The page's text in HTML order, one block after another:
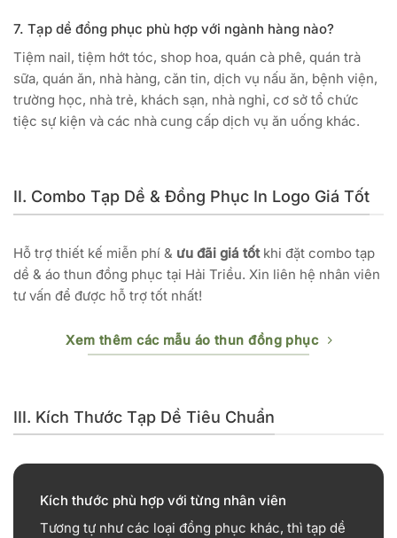
7. Tạp dề đồng phục phù hợp với ngành hàng nào?
Tiệm nail, tiệm hớt tóc, shop hoa, quán cà phê, quán trà
sữa, quán ăn, nhà hàng, căn tin, dịch vụ nấu ăn, bệnh viện,
trường học, nhà trẻ, khách sạn, nhà nghỉ, cơ sở tổ chức
tiệc sự kiện và các nhà cung cấp dịch vụ ăn uống khác.
II. Combo Tạp Dề & Đồng Phục In Logo Giá Tốt
Hỗ trợ thiết kế miễn phí & ưu đãi giá tốtkhi đặt combo tạp
dề & áo thun đồng phục tại Hải Triều. Xin liên hệ nhân viên
tư vấn để được hỗ trợ tốt nhất!
Xem thêm các mẫu áo thun đồng phục
III. Kích Thước Tạp Dề Tiêu Chuẩn
Kích thước phù hợp với từng nhân viên
Tương tự như các loại đồng phục khác, thì tạp dề